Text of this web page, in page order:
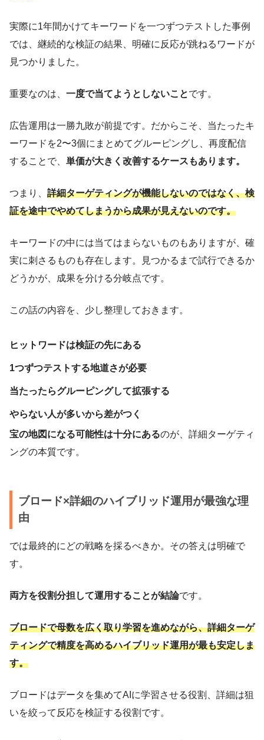
実際に1年間かけてキーワードを一つずつテストした事例
では、継続的な検証の結果、明確に反応が跳ねるワードが
見つかりました。
重要なのは、 一度で当てようとしないことです。
広告運用は一勝九敗が前提です。だからこそ、当たったキ
ーワードを2〜3個にまとめてグルーピングし、再度配信
することで、 単価が大きく改善するケースもあります。
つまり、 詳細ターゲティングが機能しないのではなく、検
証を途中でやめてしまうから成果が見えないのです。
キーワードの中には当てはまらないものもありますが、確
実に刺さるものも存在します。見つかるまで試行できるか
どうかが、成果を分ける分岐点です。
この話の内容を、少し整理しておきます。
ヒットワードは検証の先にある
1つずつテストする地道さが必要
当たったらグルーピングして拡張する
やらない人が多いから差がつく
宝の地図になる可能性は十分にあるのが、詳細ターゲティ
ングの本質です。
ブロード×詳細のハイブリッド運用が最強な理
由
では最終的にどの戦略を採るべきか。その答えは明確で
す。
両方を役割分担して運用することが結論です。
ブロードで母数を広く取り学習を進めながら、詳細ターゲ
ティングで精度を高めるハイブリッド運用が最も安定しま
す。
ブロードはデータを集めてAIに学習させる役割、詳細は狙
いを絞って反応を検証する役割です。